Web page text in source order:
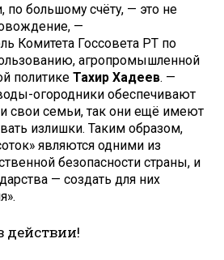
по большому счёту, — это не
—
Комитета Госсовета РТ по
агропромышленной
политике Тахир Хадеев. —
огородники обеспечивают
свои семьи, так они ещё имеют
излишки. Таким образом,
являются одними из
безопасности страны, и
— создать для них
действии!